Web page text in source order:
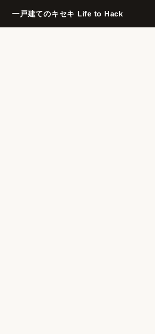
一戸建てのキセキ Life to Hack